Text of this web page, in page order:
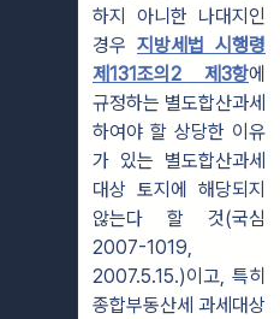
하지 아니한 나대지인
경우 지방세법 시행령
제131조의2 제3항에
규정하는 별도합산과세
하여야 할 상당한 이유
가 있는 별도합산과세
대상 토지에 해당되지
않는다 할 것(국심
2007-1019,
2007.5.15.)이고, 특히
종합부동산세 과세대상